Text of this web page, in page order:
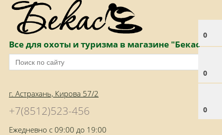
0
0
0
Все для охоты и туризма в магазине "Бекас"
г. Астрахань, Кирова 57/2
+7(8512)523-456
Ежедневно с 09:00 до 19:00